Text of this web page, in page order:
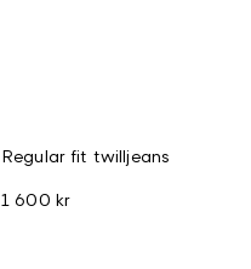
Regular fit twilljeans
1 600 kr